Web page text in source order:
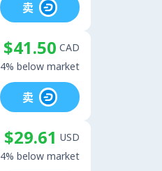
卖
$41.50 CAD
4% below market
卖
$29.61 USD
4% below market